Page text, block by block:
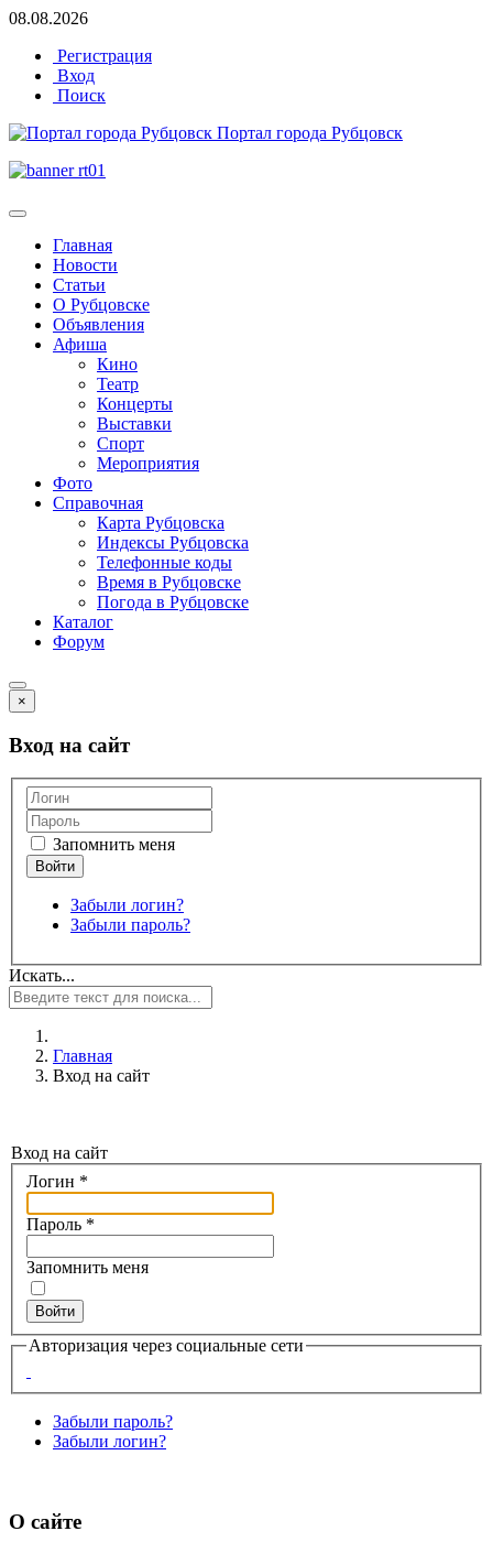
08.08.2026
Регистрация
Вход
Поиск
Портал города Рубцовск
Главная
Новости
Статьи
О Рубцовске
Объявления
Афиша
Кино
Театр
Концерты
Выставки
Спорт
Мероприятия
Фото
Справочная
Карта Рубцовска
Индексы Рубцовска
Телефонные коды
Время в Рубцовске
Погода в Рубцовске
Каталог
Форум
×
Вход на сайт
Запомнить меня
Забыли логин?
Забыли пароль?
Искать...
Главная
Вход на сайт
Вход на сайт
Логин *
Пароль *
Запомнить меня
Войти
Авторизация через социальные сети
Забыли пароль?
Забыли логин?
О сайте